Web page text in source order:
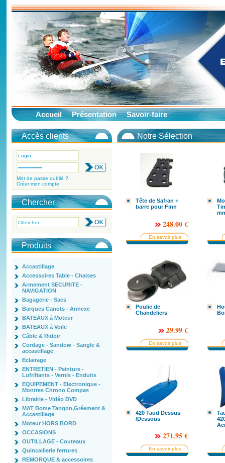
Accueil Présentation Savoir-faire
Accès clients
Mot de passe oublié ?
Créer mon compte
Chercher
Produits
Accastillage
Accessoires Table - Chaises
Armement SECURITE -
NAVIGATION
Bagagerie - Sacs
Barques Canots - Annexe
BATEAUX à Moteur
BATEAUX à Voile
Câble & Ridoir
Cordage - Sandow - Sangle &
accastillage
Eclairage
ENTRETIEN - Peinture -
Lufrifiants - Vernis - Enduits
EQUIPEMENT - Electronique -
Montres Chrono Compas
Librairie - Vidéo DVD
MAT Bome Tangon,Gréement &
Accastillage
Moteur HORS BORD
OCCASIONS
OUTILLAGE - Couteaux
Quincaillerie ferrures
REMORQUE & accessoires
Notre Sélection
Tête de Safran +
barre pour Finn
248.00 €
En savoir plus
Poulie de
Chandeliers
29.99 €
En savoir plus
420 Taud Dessus
/Dessous
271.95 €
En savoir plus